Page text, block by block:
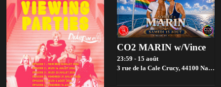
CO2 MARIN w/Vince
23:59 - 15 août
3 rue de la Cale Crucy, 44100 Nantes, France,